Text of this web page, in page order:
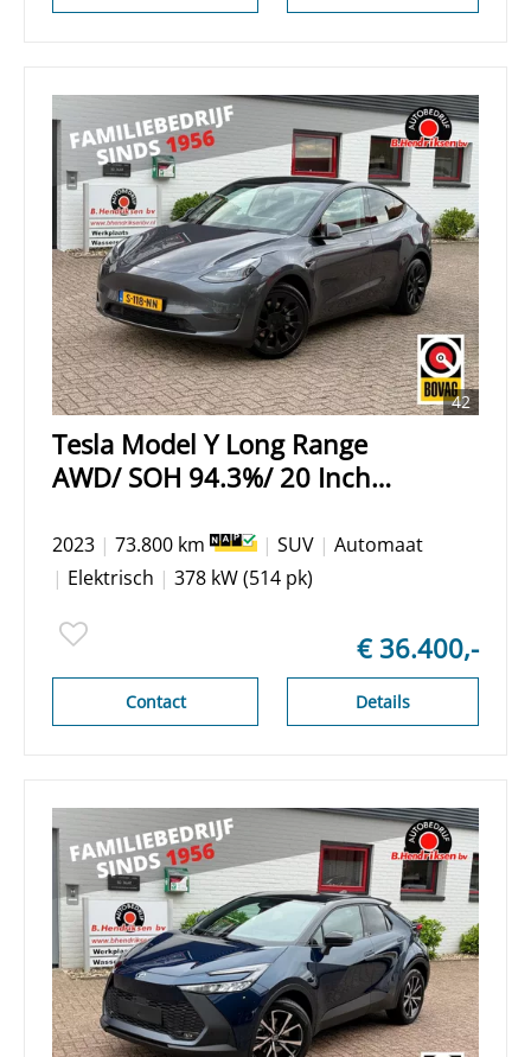
42
Tesla Model Y Long Range
AWD/ SOH 94.3%/ 20 Inch
Premium sound/ 1 Eigenaar/
Origineel NL/ NAP
2023 | 73.800 km | SUV | Automaat
| Elektrisch | 378 kW (514 pk)
€ 36.400,-
Details
Contact